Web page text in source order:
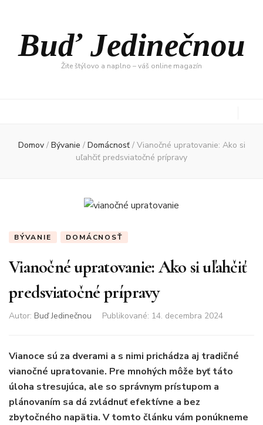
Buď Jedinečnou
Žite štýlovo a naplno – váš online magazín
Domov / Bývanie / Domácnosť / Vianočné upratovanie: Ako si
uľahčiť predsviatočné prípravy
BÝVANIE DOMÁCNOSŤ
Vianočné upratovanie: Ako si uľahčiť
predsviatočné prípravy
Autor: Buď Jedinečnou Publikované: 14. decembra 2024
Vianoce sú za dverami a s nimi prichádza aj tradičné
vianočné upratovanie. Pre mnohých môže byť táto
úloha stresujúca, ale so správnym prístupom a
plánovaním sa dá zvládnuť efektívne a bez
zbytočného napätia. V tomto článku vám ponúkneme